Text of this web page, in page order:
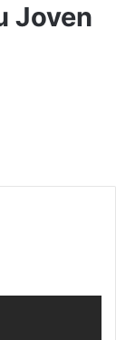
Joven